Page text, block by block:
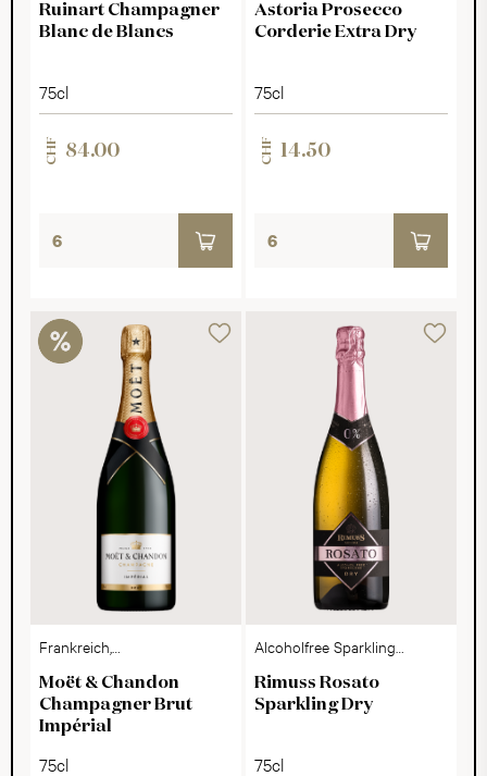
Ruinart Champagner
Blanc de Blancs
75cl
CHF 84.00
DOCG
Astoria Prosecco
Corderie Extra Dry
75cl
CHF 14.50
Frankreich,
Champagne
Moët & Chandon
Champagner Brut
Impérial
75cl
Alcoholfree Sparkling
Dry
Rimuss Rosato
Sparkling Dry
75cl